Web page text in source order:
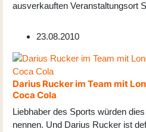
ausverkauften Veranstaltungsort
23.08.2010
Darius Rucker im Team mit
Coca Cola
Liebhaber des Sports würden
nennen. Und Darius Rucker ist